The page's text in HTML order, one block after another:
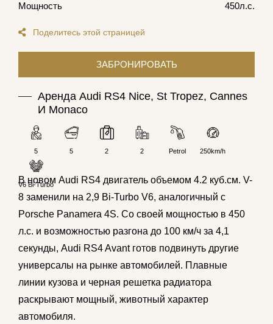
Мощность
450л.с.
Поделитесь этой страницей
Аренда Audi RS4 Nice, St Tropez, Cannes
И Monaco
5 5 2 2 Petrol 250km/h
V6 Bi-Turbo
В новом Audi RS4 двигатель объемом 4.2 куб.см. V-
8 заменили на 2,9 Bi-Turbo V6, аналогичный с
Porsche Panamera 4S. Со своей мощностью в 450
л.с. и возможностью разгона до 100 км/ч за 4,1
секунды, Audi RS4 Avant готов подвинуть другие
универсалы на рынке автомобилей. Плавные
линии кузова и черная решетка радиатора
раскрывают мощный, животный характер
автомобиля.